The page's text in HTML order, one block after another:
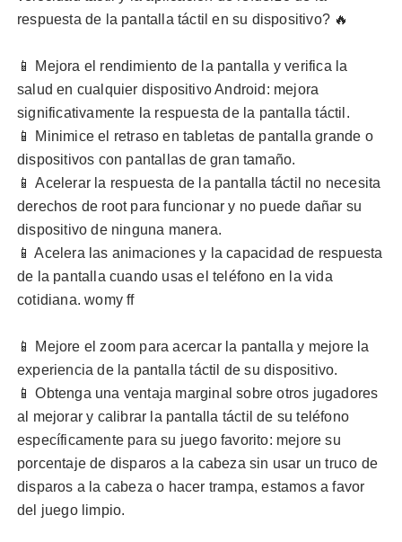
respuesta de la pantalla táctil en su dispositivo? 🔥
📱 Mejora el rendimiento de la pantalla y verifica la
salud en cualquier dispositivo Android: mejora
significativamente la respuesta de la pantalla táctil.
📱 Minimice el retraso en tabletas de pantalla grande o
dispositivos con pantallas de gran tamaño.
📱Acelerar la respuesta de la pantalla táctil no necesita
derechos de root para funcionar y no puede dañar su
dispositivo de ninguna manera.
📱 Acelera las animaciones y la capacidad de respuesta
de la pantalla cuando usas el teléfono en la vida
cotidiana. womy ff
📱 Mejore el zoom para acercar la pantalla y mejore la
experiencia de la pantalla táctil de su dispositivo.
📱 Obtenga una ventaja marginal sobre otros jugadores
al mejorar y calibrar la pantalla táctil de su teléfono
específicamente para su juego favorito: mejore su
porcentaje de disparos a la cabeza sin usar un truco de
disparos a la cabeza o hacer trampa, estamos a favor
del juego limpio.